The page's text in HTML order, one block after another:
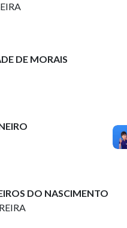
DE MORAIS
DO NASCIMENTO